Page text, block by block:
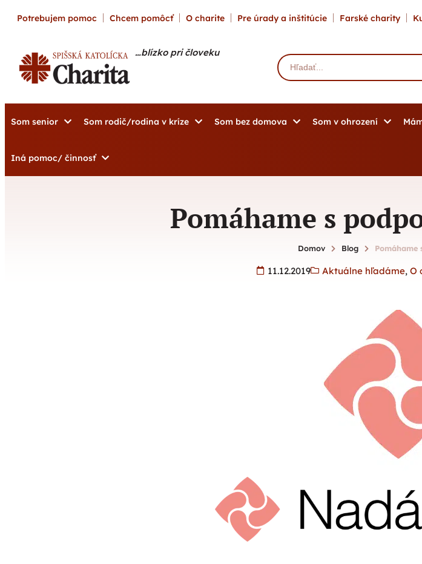
Potrebujem pomoc Chcem pomôcť O charite Pre úrady a inštitúcie Farské charity
…blízko pri človeku
Som senior Som rodič/rodina v kríze Som bez domova Som v ohrození
Iná pomoc/ činnosť
Pomáhame s
Domov Blog Pomáhame
11.12.2019 Aktuálne hľadáme, O